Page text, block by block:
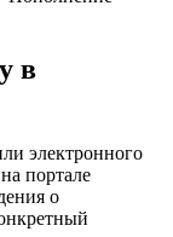
в
электронного
портале
о